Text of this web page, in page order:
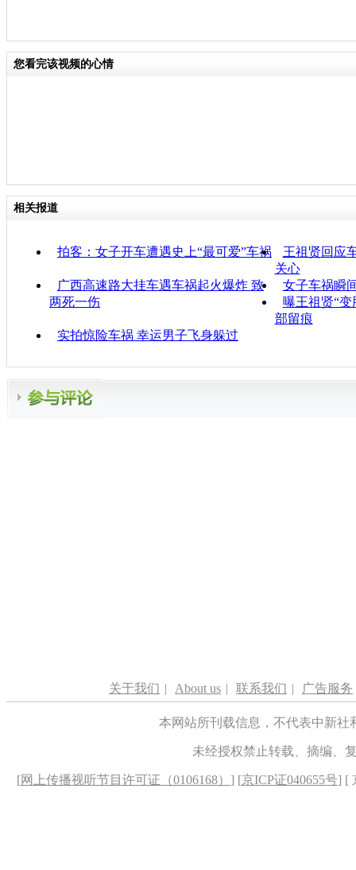
您看完该视频的心情
相关报道
拍客：女子开车遭遇史上“最可爱”车祸
王祖贤回应
关心
广西高速路大挂车遇车祸起火爆炸 致
两死一伤
女子车祸瞬
曝王祖贤“变
部留痕
实拍惊险车祸 幸运男子飞身躲过
关于我们 | About us | 联系我们 | 广告服务
本网站所刊载信息，不代表中新
未经授权禁止转载、摘编、
[网上传播视听节目许可证（0106168） ] [京ICP证040655号] [